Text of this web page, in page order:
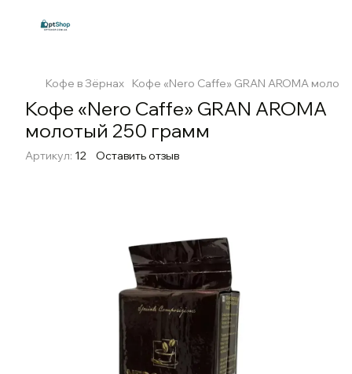
Кофе в Зёрнах Кофе «Nero Caffe» GRAN AROMA
Кофе «Nero Caffe» GRAN AROMA
молотый 250 грамм
Артикул: 12 Оставить отзыв